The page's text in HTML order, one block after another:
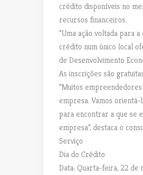
crédito disponíveis no
recursos financeiros.
“Uma ação voltada para
crédito num único local
de Desenvolvimento
As inscrições são
“Muitos
empresa. Vamos
para encontrar a que se
empresa”, destaca o
Serviço
Dia do Crédito
Data: Quarta-feira, 22 de